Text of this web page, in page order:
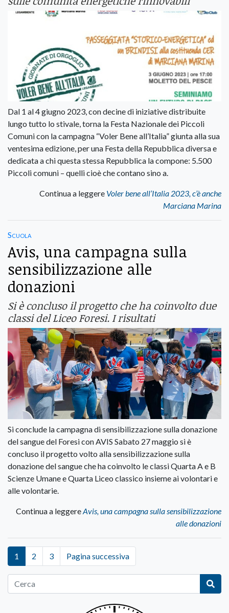
Dal 1 al 4 giugno 2023, con decine di iniziative distribuite
lungo tutto lo stivale, torna la Festa Nazionale dei Piccoli
Comuni con la campagna “Voler Bene all’Italia” giunta alla sua
ventesima edizione, per una Festa della Repubblica diversa e
dedicata a chi questa stessa Repubblica la compone: 5.500
Piccoli comuni – quelli cioè che contano sino a.
Continua a leggere Voler bene all’Italia 2023, c’è anche
Marciana Marina
Scuola
Avis, una campagna sulla
sensibilizzazione alle
donazioni
Si è concluso il progetto che ha coinvolto due
classi del Liceo Foresi. I risultati
Si conclude la campagna di sensibilizzazione sulla donazione
del sangue del Foresi con AVIS Sabato 27 maggio si è
concluso il progetto volto alla sensibilizzazione sulla
donazione del sangue che ha coinvolto le classi Quarta A e B
Scienze Umane e Quarta Liceo classico insieme ai volontari e
alle volontarie.
Continua a leggereAvis, una campagna sulla sensibilizzazione
alle donazioni
1 2 3 Pagina successiva